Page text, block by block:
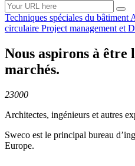
Techniques spéciales du bâtiment
circulaire Project management et
Nous aspirons à être
marchés.
23000
Architectes, ingénieurs et autres
Sweco est le principal bureau
Europe.